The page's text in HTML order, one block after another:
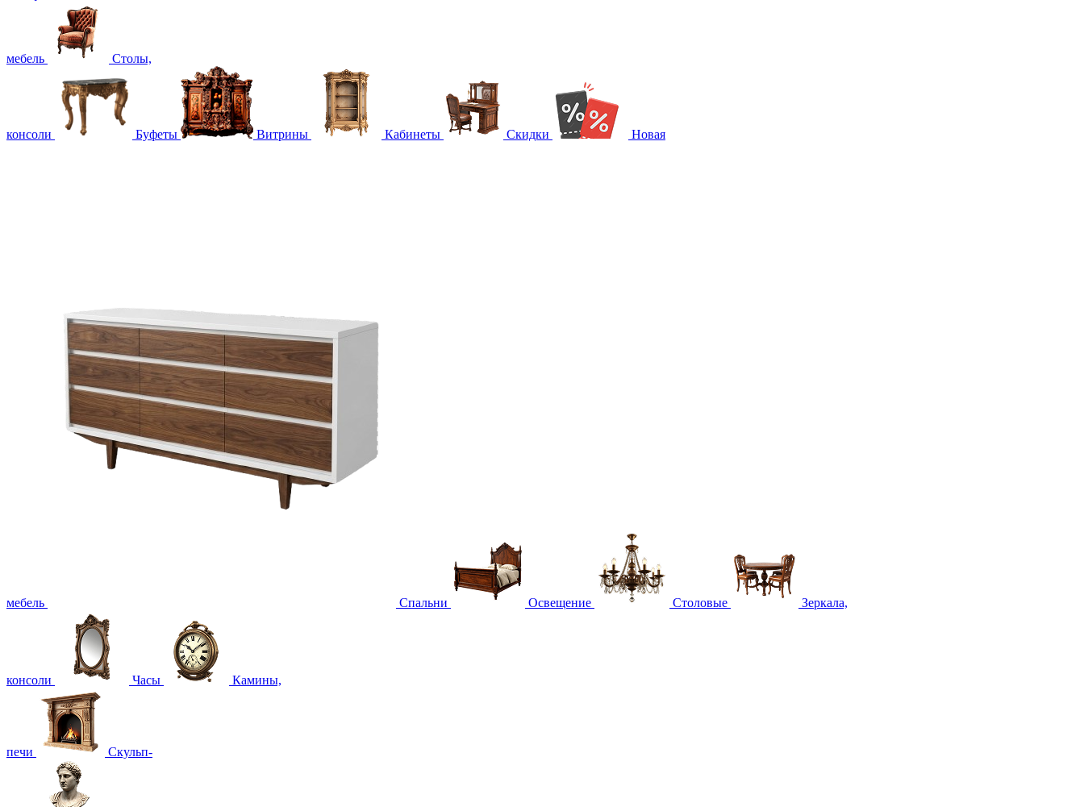
мебель Столы,
консоли Буфеты Витрины Кабинеты Скидки Новая
мебель Спальни Освещение Столовые Зеркала,
консоли Часы Камины,
печи Скульп-